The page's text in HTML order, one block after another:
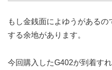
もし金銭面によゆうがある
する余地があります。
今回購入したG402が到着す